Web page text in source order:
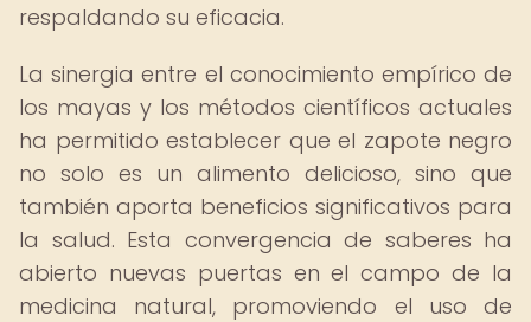
respaldando su eficacia.
La sinergia entre el conocimiento empírico de
los mayas y los métodos científicos actuales
ha permitido establecer que el zapote negro
no solo es un alimento delicioso, sino que
también aporta beneficios significativos para
la salud. Esta convergencia de saberes ha
abierto nuevas puertas en el campo de la
medicina natural, promoviendo el uso de